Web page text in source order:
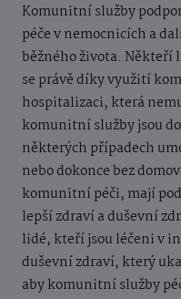
Komunitní služby
péče v nemocnicích a
běžného života. Někteří
se právě díky využití
hospitalizaci, která
komunitní služby jsou
některých případech
nebo dokonce bez
komunitní péči, mají
lepší zdraví a duševní
lidé, kteří jsou léčeni v
duševní zdraví, který
aby komunitní služby